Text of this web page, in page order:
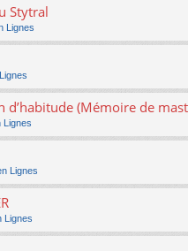
Stytral
Lignes
d’habitude (Mémoire de
Lignes
Lignes
Lignes